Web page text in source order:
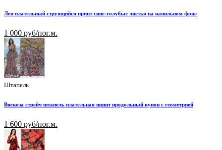
Лен плательный струящийся принт сине-голубые листья на ванильном фоне
1 000 руб/пог.м.
Штапель
Вискоза стрейч штапель плательная принт продольный купон с геометрией
1 600 руб/пог.м.